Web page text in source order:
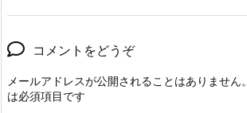
コメントをどうぞ
メールアドレスが公開されることはありません。
は必須項目です